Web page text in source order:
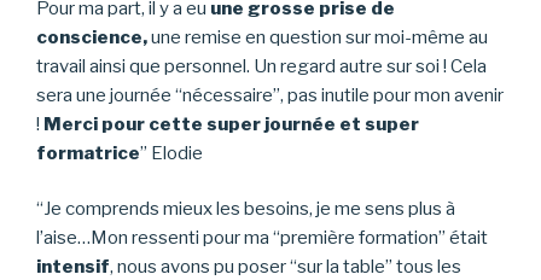
Pour ma part, il y a eu une grosse prise de
conscience,une remise en question sur moi-même au
travail ainsi que personnel. Un regard autre sur soi ! Cela
sera une journée “nécessaire”, pas inutile pour mon avenir
! Merci pour cette super journée et super
formatrice” Elodie
“Je comprends mieux les besoins, je me sens plus à
l’aise…Mon ressenti pour ma “première formation” était
intensif, nous avons pu poser “sur la table” tous les